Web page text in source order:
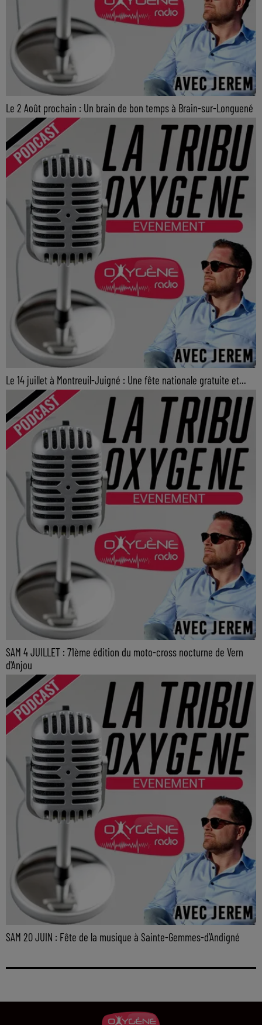
Le 2 Août prochain : Un brain de bon temps à Brain-sur-Longuené
Le 14 juillet à Montreuil-Juigné : Une fête nationale gratuite et...
SAM 4 JUILLET : 71ème édition du moto-cross nocturne de Vern
d'Anjou
SAM 20 JUIN : Fête de la musique à Sainte-Gemmes-d’Andigné